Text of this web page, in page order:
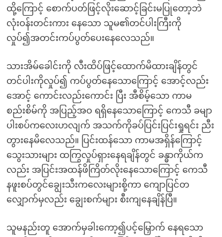
ထို့ကြောင့် စောက်ပတ်ဖြင့်လိုးဆောင့်ခြင်းမပြုတော့ဘဲ
လုံးဝန်းတင်းကား နေသော သူမ၏တင်ပါးကြီးကို
လှုပ်၍အတင်းကပ်ပွတ်ပေးနေလေသည်။
သားအိမ်ခေါင်းကို လီးထိပ်ဖြင့်ထောက်မိထားချိန်တွင်
တင်ပါးကိုလှုပ်၍ ကပ်ပွတ်နေသောကြောင့် အောင့်လည်း
အောင့် ကောင်းလည်းကောင်း ပြီး အီစိမ့်သော ကာမ
စည်းစိမ်ကို အပြည့်အဝ ရရှိနေသောကြောင့် ကေသီ ခမျာ
ပါးစပ်ကလေးဟလျက် အသက်ကိုခပ်ပြင်းပြင်းရှုရင်း ညီး
တွားနေမိလေသည်။ ပြင်းထန်သော ကာမအရှိန်ကြောင့်
သွေးသားများ ထကြွလှုပ်ရှားနေရချိန်တွင် ခန္ဓာကိုယ်က
လည်း အပြင်းအထန်ဖိကြိတ်လိုးနေသောကြောင့် ကေသီ
နဖူးစပ်တွင်ချွေးသီးကလေးများစို့ကာ ကျောပြင်တ
လျှောက်မှလည်း ချွေးစက်များ စီးကျနေချိန်ပြီ။
သူမနည်းတူ အောက်မှခါးကော့၍ပင့်မြှောက် နေရသော